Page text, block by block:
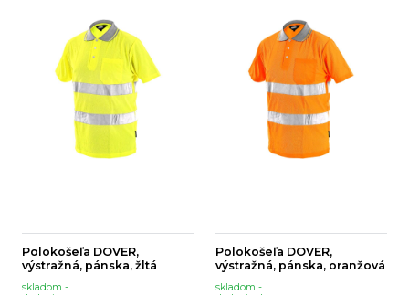
Polokošeľa DOVER,
výstražná, pánska, žltá
skladom -
Polokošeľa DOVER,
výstražná, pánska, oranžová
skladom -